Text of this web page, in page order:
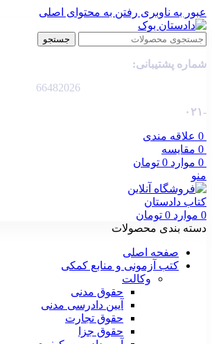
عبور به ناوبری رفتن به محتوای اصلی
جستجو
شماره پشتیبانی:
66482026
-۰۲۱
0 علاقه مندی
0 مقایسه
0 موارد 0 تومان
منو
0 موارد 0 تومان
دسته بندی محصولات
صفحه اصلی
کتب آزمونی و منابع کمکی
وکالت
حقوق مدنی
آیین دادرسی مدنی
حقوق تجارت
حقوق جزا